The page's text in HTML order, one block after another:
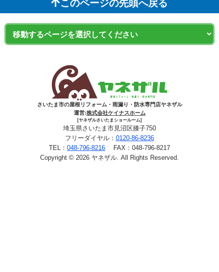
このページの先頭へ戻る
さいたま市の屋根リフォーム・雨漏り・防水専門店ヤネザル
運営:株式会社ケイナスホーム
[ヤネザルさいたまショールーム]
埼玉県さいたま市見沼区膝子750
フリーダイヤル： 0120-86-8236
TEL： 048-796-8216 FAX：048-796-8217
Copyright © 2026 ヤネザル. All Rights Reserved.